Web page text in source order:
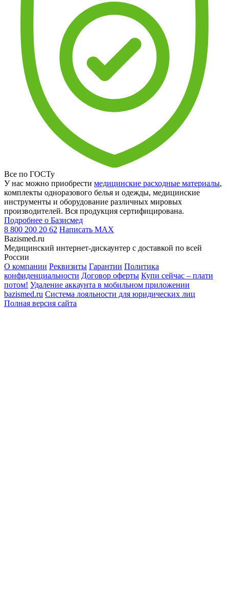
Все по ГОСТу
У нас можно приобрести медицинские расходные материалы,
комплекты одноразового белья и одежды, медицинские
инструменты и оборудование различных мировых
производителей. Вся продукция сертифицирована.
Подробнее о Базисмед
8 800 200 20 62 Написать MAX
Bazismed.ru
Медицинский интернет-дискаунтер с доставкой по всей
России
О компании Реквизиты Гарантии Политика
конфиденциальности Договор оферты Купи сейчас – плати
потом! Удаление аккаунта в мобильном приложении
bazismed.ru Система лояльности для юридических лиц
Полная версия сайта